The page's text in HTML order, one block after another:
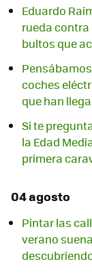
Eduardo
rueda contra
bultos que
coches
que han
Si te
la Edad
primera
04 agosto
Pintar las
verano